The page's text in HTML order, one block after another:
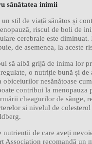
sănătatea inimii
stil de viață sănătos și
riscul de boli de
cerebrale este diminuat.
de asemenea, la aceste
să aibă grijă de inima lor
o nutriție bună și de
obiceiurilor nesănătoase
contribui la menopauza
cheagurilor de sânge,
si nivelul de
nutrienții de care aveți
Association recomandă un